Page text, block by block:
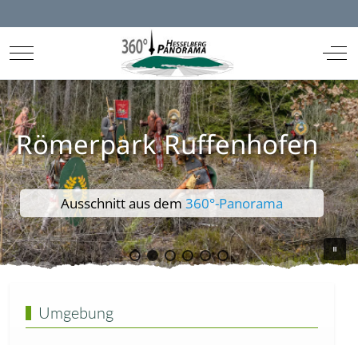
Mobile Menu Toggle Off-
Römerpark Ruffenhofen
Ausschnitt aus dem 360°-Panorama
Umgebung